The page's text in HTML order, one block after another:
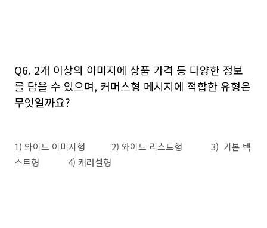
Q6. 2개 이상의 이미지에 상품 가격 등 다양한 정보
를 담을 수 있으며, 커머스형 메시지에 적합한 유형은
무엇일까요?
1) 와이드 이미지형 2) 와이드 리스트형 3) 기본 텍
스트형 4) 캐러셀형